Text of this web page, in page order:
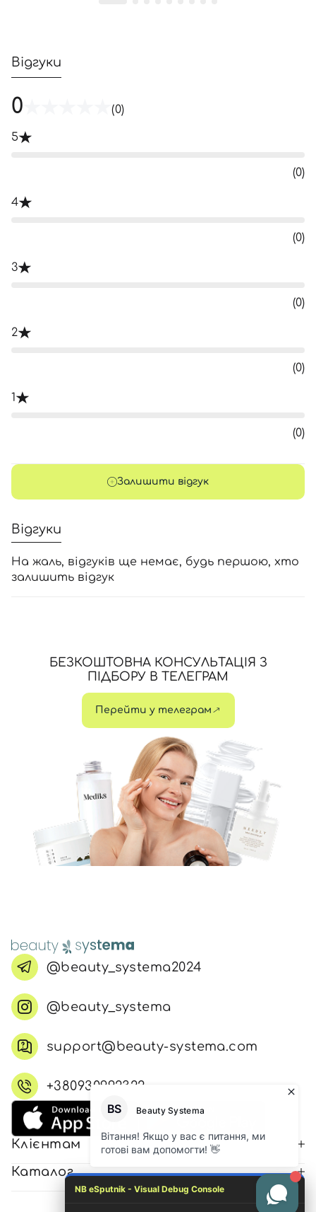
Відгуки
0 (0)
5
(0)
4
(0)
3
(0)
2
(0)
1
(0)
Залишити відгук
Відгуки
На жаль, відгуків ще немає, будь першою, хто
залишить відгук
БЕЗКОШТОВНА КОНСУЛЬТАЦІЯ З
ПІДБОРУ В ТЕЛЕГРАМ
Перейти у телеграм
@beauty_systema2024
@beauty_systema
support@beauty-systema.com
+380930992322
Клієнтам
Каталог
NB eSputnik - Visual Debug Console